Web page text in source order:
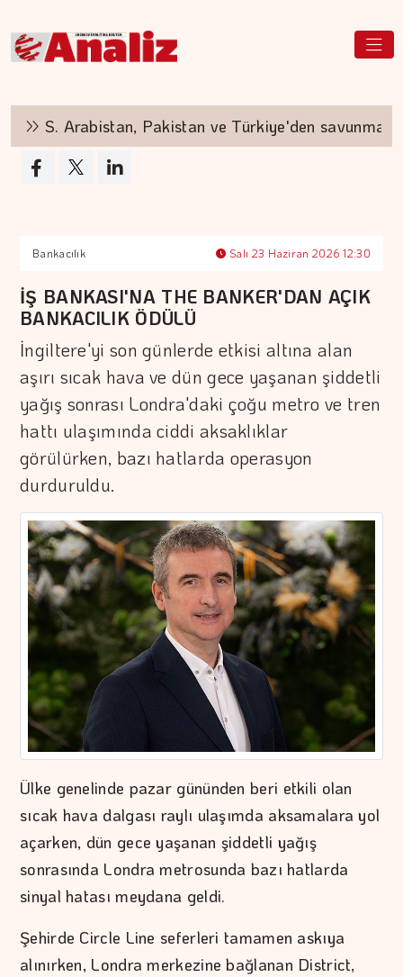
S. Arabistan, Pakistan ve Türkiye'den savunma
Bankacılık Salı 23 Haziran 2026 12:30
İŞ BANKASI'NA THE BANKER'DAN AÇIK
BANKACILIK ÖDÜLÜ
İngiltere'yi son günlerde etkisi altına alan
aşırı sıcak hava ve dün gece yaşanan şiddetli
yağış sonrası Londra'daki çoğu metro ve tren
hattı ulaşımında ciddi aksaklıklar
görülürken, bazı hatlarda operasyon
durduruldu.
Ülke genelinde pazar gününden beri etkili olan
sıcak hava dalgası raylı ulaşımda aksamalara yol
açarken, dün gece yaşanan şiddetli yağış
sonrasında Londra metrosunda bazı hatlarda
sinyal hatası meydana geldi.
Şehirde Circle Line seferleri tamamen askıya
alınırken, Londra merkezine bağlanan District,